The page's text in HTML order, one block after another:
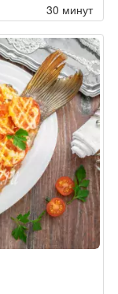
30 минут